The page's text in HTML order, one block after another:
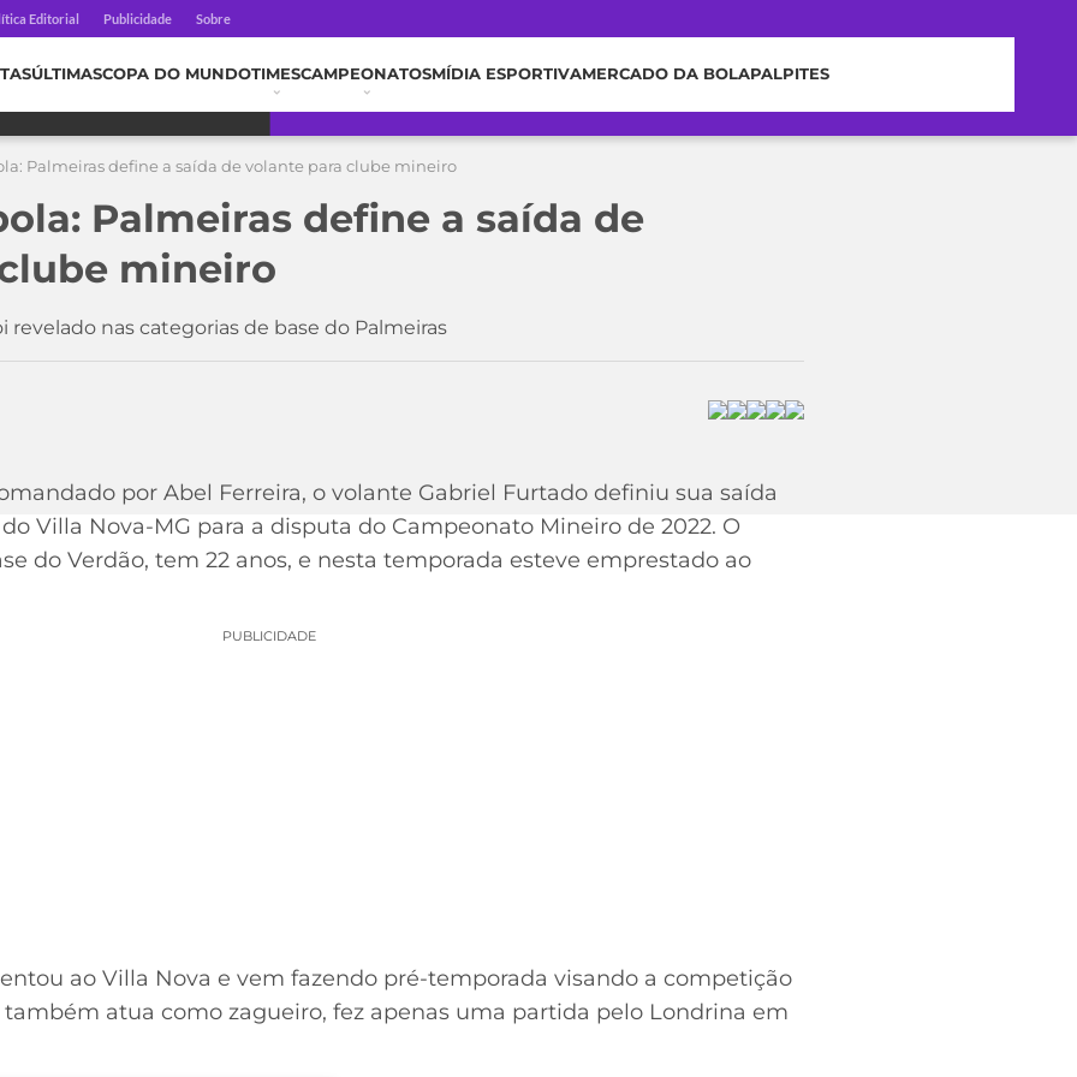
Editorial Publicidade Sobre
ÚLTIMASCOPA DO MUNDOTIMESCAMPEONATOSMÍDIA ESPORTIVAMERCADO DA BOLAPALPITES
Palmeiras define a saída de volante para clube mineiro
Palmeiras define a saída de
mineiro
revelado nas categorias de base do Palmeiras
por Abel Ferreira, o volante Gabriel Furtado definiu sua saída
Villa Nova-MG para a disputa do Campeonato Mineiro de 2022. O
do Verdão, tem 22 anos, e nesta temporada esteve emprestado ao
PUBLICIDADE
ao Villa Nova e vem fazendo pré-temporada visando a competição
atua como zagueiro, fez apenas uma partida pelo Londrina em